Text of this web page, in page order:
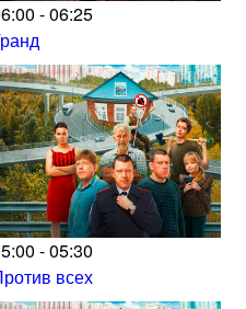
- 06:25
- 05:30
всех